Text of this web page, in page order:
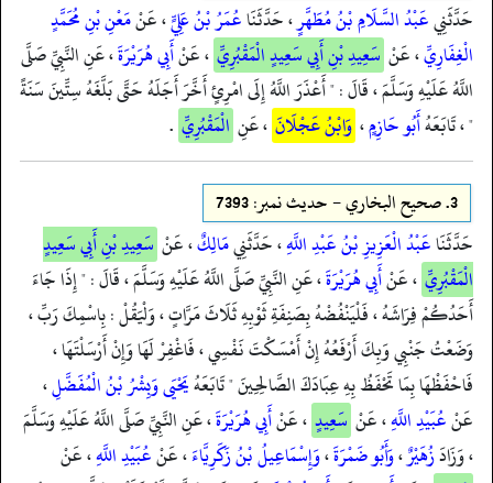
حَدَّثَنِيعَبْدُ السَّلَامِ بْنُ مُطَهَّرٍ، حَدَّثَنَاعُمَرُ بْنُ عَلِيٍّ، عَنْمَعْنِ بْنِ مُحَمَّدٍ
الْغِفَارِيِّ، عَنْ سَعِيدِ بْنِ أَبِي سَعِيدٍ الْمَقْبُرِيِّ ، عَنْأَبِي هُرَيْرَةَ، عَنِ النَّبِيِّ صَلَّى
اللَّهُ عَلَيْهِ وَسَلَّمَ ، قَالَ : " أَعْذَرَ اللَّهُ إِلَى امْرِئٍ أَخَّرَ أَجَلَهُ حَتَّى بَلَّغَهُ سِتِّينَ سَنَةً
" ، تَابَعَهُأَبُو حَازِمٍ، وَابْنُ عَجْلَانَ ، عَنِ الْمَقْبُرِيِّ .
3. صحيح البخاري - حدیث نمبر: 7393
حَدَّثَنَاعَبْدُ الْعَزِيزِ بْنُ عَبْدِ اللَّهِ، حَدَّثَنِيمَالِكٌ، عَنْ سَعِيدِ بْنِ أَبِي سَعِيدٍ
الْمَقْبُرِيِّ ، عَنْأَبِي هُرَيْرَةَ، عَنِ النَّبِيِّ صَلَّى اللَّهُ عَلَيْهِ وَسَلَّمَ ، قَالَ : " إِذَا جَاءَ
أَحَدُكُمْ فِرَاشَهُ ، فَلْيَنْفُضْهُ بِصَنِفَةِ ثَوْبِهِ ثَلَاثَ مَرَّاتٍ ، وَلْيَقُلْ : بِاسْمِكَ رَبِّ ،
وَضَعْتُ جَنْبِي وَبِكَ أَرْفَعُهُ إِنْ أَمْسَكْتَ نَفْسِي ، فَاغْفِرْ لَهَا وَإِنْ أَرْسَلْتَهَا ،
فَاحْفَظْهَا بِمَا تَحْفَظُ بِهِ عِبَادَكَ الصَّالِحِينَ " تَابَعَهُيَحْيَىوَبِشْرُ بْنُ الْمُفَضَّلِ،
عَنْعُبَيْدِ اللَّهِ، عَنْ سَعِيدٍ ، عَنْأَبِي هُرَيْرَةَ، عَنِ النَّبِيِّ صَلَّى اللَّهُ عَلَيْهِ وَسَلَّمَ
، وَزَادَزُهَيْرٌ،وَأَبُو ضَمْرَةَ،وَإِسْمَاعِيلُ بْنُ زَكَرِيَّاءَ، عَنْعُبَيْدِ اللَّهِ، عَنْ